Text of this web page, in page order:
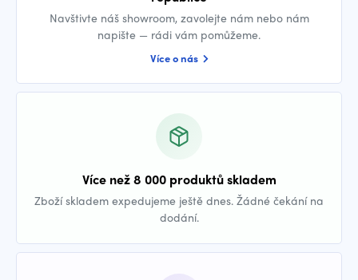
Navštivte náš showroom, zavolejte nám nebo nám
napište — rádi vám pomůžeme.
Více o nás
Více než 8 000 produktů skladem
Zboží skladem expedujeme ještě dnes. Žádné čekání na
dodání.